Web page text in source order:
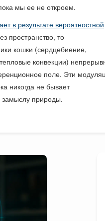
мы ее не откроем.
в результате вероятностной
пространство, то
кошки (сердцебиение,
конвекции)
поле. Эти
никогда не бывает
замыслу природы.